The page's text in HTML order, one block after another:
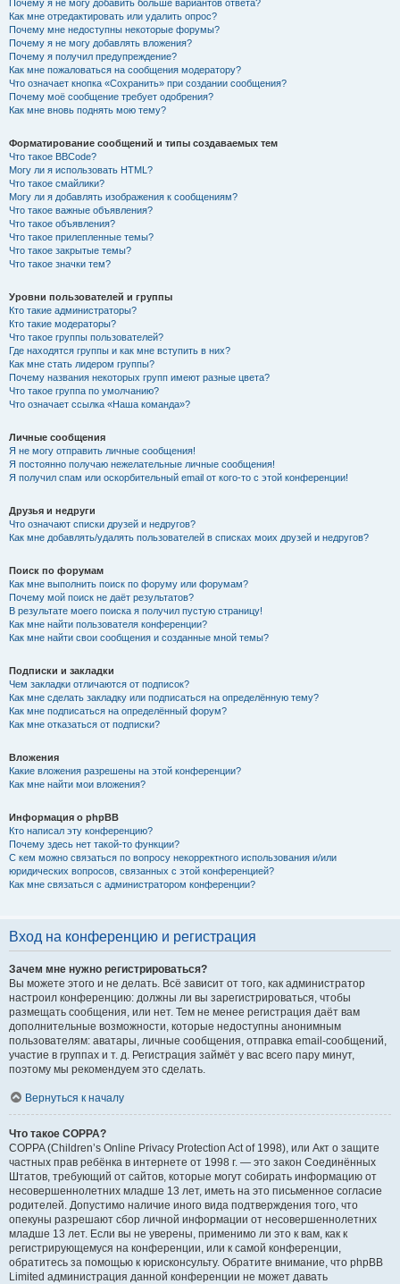
Почему я не могу добавить больше вариантов ответа?
Как мне отредактировать или удалить опрос?
Почему мне недоступны некоторые форумы?
Почему я не могу добавлять вложения?
Почему я получил предупреждение?
Как мне пожаловаться на сообщения модератору?
Что означает кнопка «Сохранить» при создании сообщения?
Почему моё сообщение требует одобрения?
Как мне вновь поднять мою тему?
Форматирование сообщений и типы создаваемых тем
Что такое BBCode?
Могу ли я использовать HTML?
Что такое смайлики?
Могу ли я добавлять изображения к сообщениям?
Что такое важные объявления?
Что такое объявления?
Что такое прилепленные темы?
Что такое закрытые темы?
Что такое значки тем?
Уровни пользователей и группы
Кто такие администраторы?
Кто такие модераторы?
Что такое группы пользователей?
Где находятся группы и как мне вступить в них?
Как мне стать лидером группы?
Почему названия некоторых групп имеют разные цвета?
Что такое группа по умолчанию?
Что означает ссылка «Наша команда»?
Личные сообщения
Я не могу отправить личные сообщения!
Я постоянно получаю нежелательные личные сообщения!
Я получил спам или оскорбительный email от кого-то с этой конференции!
Друзья и недруги
Что означают списки друзей и недругов?
Как мне добавлять/удалять пользователей в списках моих друзей и недругов?
Поиск по форумам
Как мне выполнить поиск по форуму или форумам?
Почему мой поиск не даёт результатов?
В результате моего поиска я получил пустую страницу!
Как мне найти пользователя конференции?
Как мне найти свои сообщения и созданные мной темы?
Подписки и закладки
Чем закладки отличаются от подписок?
Как мне сделать закладку или подписаться на определённую тему?
Как мне подписаться на определённый форум?
Как мне отказаться от подписки?
Вложения
Какие вложения разрешены на этой конференции?
Как мне найти мои вложения?
Информация о phpBB
Кто написал эту конференцию?
Почему здесь нет такой-то функции?
С кем можно связаться по вопросу некорректного использования и/или
юридических вопросов, связанных с этой конференцией?
Как мне связаться с администратором конференции?
Вход на конференцию и регистрация
Зачем мне нужно регистрироваться?
Вы можете этого и не делать. Всё зависит от того, как администратор
настроил конференцию: должны ли вы зарегистрироваться, чтобы
размещать сообщения, или нет. Тем не менее регистрация даёт вам
дополнительные возможности, которые недоступны анонимным
пользователям: аватары, личные сообщения, отправка email-сообщений,
участие в группах и т. д. Регистрация займёт у вас всего пару минут,
поэтому мы рекомендуем это сделать.
Вернуться к началу
Что такое COPPA?
COPPA (Children’s Online Privacy Protection Act of 1998), или Акт о защите
частных прав ребёнка в интернете от 1998 г. — это закон Соединённых
Штатов, требующий от сайтов, которые могут собирать информацию от
несовершеннолетних младше 13 лет, иметь на это письменное согласие
родителей. Допустимо наличие иного вида подтверждения того, что
опекуны разрешают сбор личной информации от несовершеннолетних
младше 13 лет. Если вы не уверены, применимо ли это к вам, как к
регистрирующемуся на конференции, или к самой конференции,
обратитесь за помощью к юрисконсульту. Обратите внимание, что phpBB
Limited администрация данной конференции не может давать